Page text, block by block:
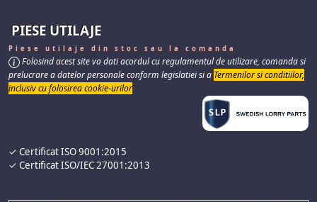
PIESE UTILAJE
Piese utilaje din stoc sau la comanda
Folosind acest site va dati acordul cu regulamentul de utilizare, comanda si
prelucrare a datelor personale conform legislatiei si a Termenilor si conditiilor,
inclusiv cu folosirea cookie-urilor
✓ Certificat ISO 9001:2015
✓ Certificat ISO/IEC 27001:2013